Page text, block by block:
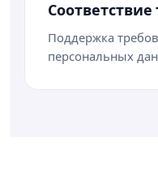
Поддержка
персональных